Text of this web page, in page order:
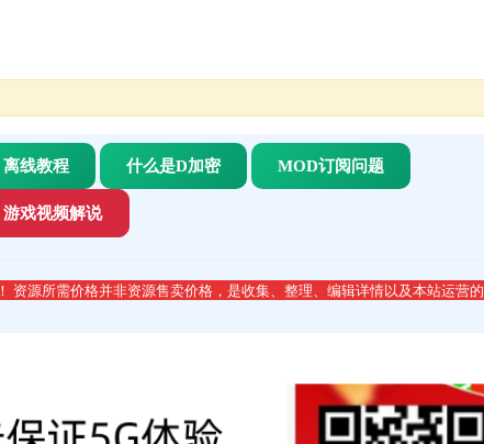
离线教程 什么是D加密 MOD订阅问题
游戏视频解说
！ 资源所需价格并非资源售卖价格，是收集、整理、编辑详情以及本站运营的